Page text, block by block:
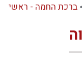
ברכת החמה - ראשי